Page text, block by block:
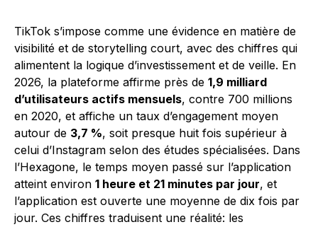
TikTok s’impose comme une évidence en matière de
visibilité et de storytelling court, avec des chiffres qui
alimentent la logique d’investissement et de veille. En
2026, la plateforme affirme près de 1,9 milliard
d’utilisateurs actifs mensuels, contre 700 millions
en 2020, et affiche un taux d’engagement moyen
autour de 3,7 %, soit presque huit fois supérieur à
celui d’Instagram selon des études spécialisées. Dans
l’Hexagone, le temps moyen passé sur l’application
atteint environ 1 heure et 21 minutes par jour, et
l’application est ouverte une moyenne de dix fois par
jour. Ces chiffres traduisent une réalité: les